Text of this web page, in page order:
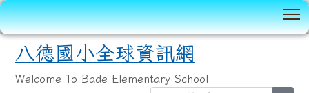
八德國小全球資訊網
Welcome To Bade Elementary School